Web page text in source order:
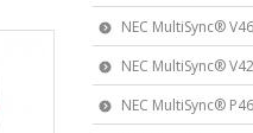
NEC MultiSync®
NEC MultiSync®
NEC MultiSync®